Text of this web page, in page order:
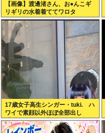
【画像】渡邊渚さん、お●んこギ
リギリの水着着ててワロタ
17歳女子高生シンガー・tuki. ハ
ワイで素顔以外ほぼ全部出し
「隠しきれない美貌」とSNSざわ
つく